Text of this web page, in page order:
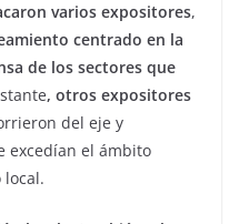
varios expositores,
centrado en la
de los sectores que
, otros expositores
del eje y
excedían el ámbito
local.